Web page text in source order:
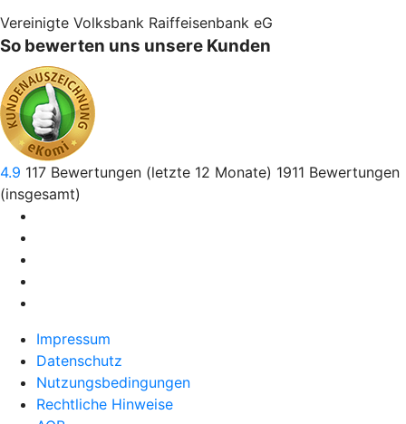
Vereinigte Volksbank Raiffeisenbank eG
So bewerten uns unsere Kunden
4.9 117 Bewertungen (letzte 12 Monate) 1911 Bewertungen
(insgesamt)
Impressum
Datenschutz
Nutzungsbedingungen
Rechtliche Hinweise